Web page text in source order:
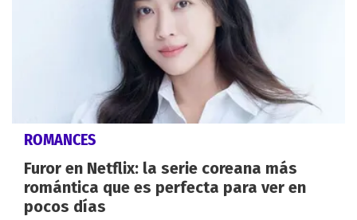
ROMANCES
Furor en Netflix: la serie coreana más
romántica que es perfecta para ver en
pocos días